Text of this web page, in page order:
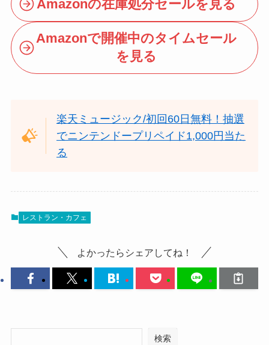
Amazonの在庫処分セールを見る
Amazonで開催中のタイムセール
を見る
楽天ミュージック/初回60日無料！抽選
でニンテンドープリペイド1,000円当た
る
レストラン・カフェ
よかったらシェアしてね！
検索